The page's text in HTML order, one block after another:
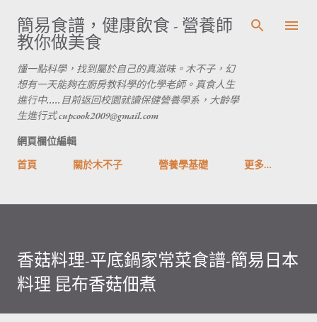
跳到主要內容
簡易食譜，健康飲食 - 營養師
教你做美食
懂一點科學，找到屬於自己的真滋味。木不子，幻
想有一天能夠在廚房教科學的化學老師。真食人生
進行中.....目前返回校園就讀保健營養學系，大齡學
生進行式 cupcook2009@gmail.com
網頁欄位編輯
首頁
關於木不子 營養學基礎 更多…
香菇料理-平底鍋家常菜食譜-簡易日本
料理 昆布香菇佃煮